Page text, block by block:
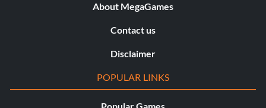
About MegaGames
Contact us
Disclaimer
POPULAR LINKS